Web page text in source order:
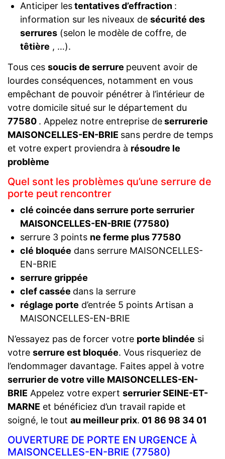
Anticiper lestentatives d’effraction :
information sur les niveaux de sécurité des
serrures(selon le modèle de coffre, de
têtière , …).
Tous ces soucis de serrure peuvent avoir de
lourdes conséquences, notamment en vous
empêchant de pouvoir pénétrer à l’intérieur de
votre domicile situé sur le département du
77580 . Appelez notre entreprise deserrurerie
MAISONCELLES-EN-BRIE sans perdre de temps
et votre expert proviendra à résoudre le
problème
Quel sont les problèmes qu’une serrure de
porte peut rencontrer
clé coincée dans serrure porte serrurier
MAISONCELLES-EN-BRIE (77580)
serrure 3 points ne ferme plus 77580
clé bloquée dans serrure MAISONCELLES-
EN-BRIE
serrure grippée
clef cassée dans la serrure
réglage porte d’entrée 5 points Artisan a
MAISONCELLES-EN-BRIE
N’essayez pas de forcer votre porte blindée si
votre serrure est bloquée. Vous risqueriez de
l’endommager davantage. Faites appel à votre
serrurier de votre ville MAISONCELLES-EN-
BRIE Appelez votre expert serrurier SEINE-ET-
MARNE et bénéficiez d’un travail rapide et
soigné, le tout au meilleur prix. 01 86 98 34 01
OUVERTURE DE PORTE EN URGENCE À
MAISONCELLES-EN-BRIE (77580)